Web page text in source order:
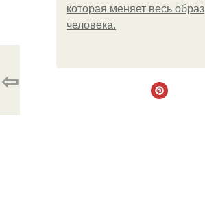
которая меняет весь образ
человека.
⇦